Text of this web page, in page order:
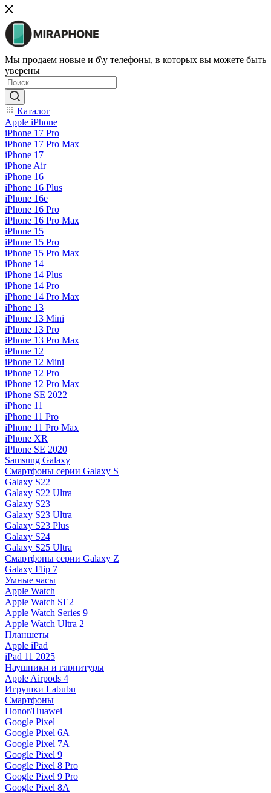
Мы продаем новые и б\у телефоны, в которых вы можете быть
уверены
Каталог
Apple iPhone
iPhone 17 Pro
iPhone 17 Pro Max
iPhone 17
iPhone Air
iPhone 16
iPhone 16 Plus
iPhone 16e
iPhone 16 Pro
iPhone 16 Pro Max
iPhone 15
iPhone 15 Pro
iPhone 15 Pro Max
iPhone 14
iPhone 14 Plus
iPhone 14 Pro
iPhone 14 Pro Max
iPhone 13
iPhone 13 Mini
iPhone 13 Pro
iPhone 13 Pro Max
iPhone 12
iPhone 12 Mini
iPhone 12 Pro
iPhone 12 Pro Max
iPhone SE 2022
iPhone 11
iPhone 11 Pro
iPhone 11 Pro Max
iPhone XR
iPhone SE 2020
Samsung Galaxy
Смартфоны серии Galaxy S
Galaxy S22
Galaxy S22 Ultra
Galaxy S23
Galaxy S23 Ultra
Galaxy S23 Plus
Galaxy S24
Galaxy S25 Ultra
Смартфоны серии Galaxy Z
Galaxy Flip 7
Умные часы
Apple Watch
Apple Watch SE2
Apple Watch Series 9
Apple Watch Ultra 2
Планшеты
Apple iPad
iPad 11 2025
Наушники и гарнитуры
Apple Airpods 4
Игрушки Labubu
Смартфоны
Honor/Huawei
Google Pixel
Google Pixel 6A
Google Pixel 7А
Google Pixel 9
Google Pixel 8 Pro
Google Pixel 9 Pro
Google Pixel 8A